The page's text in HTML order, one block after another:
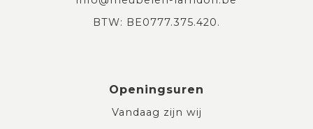
BTW: BE0777.375.420.
Openingsuren
Vandaag zijn wij